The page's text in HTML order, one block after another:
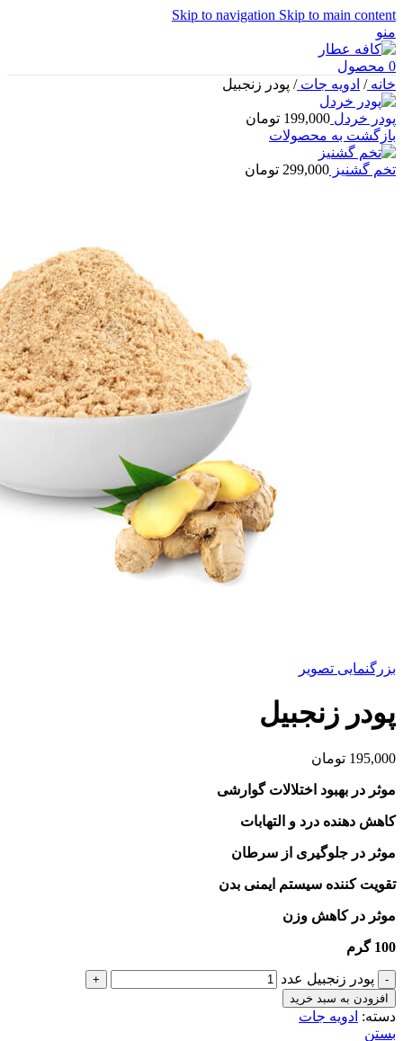
Skip to navigation Skip to main content
منو
0 محصول
خانه/ ادویه جات/ پودر زنجبیل
پودر خردل 199,000 تومان
بازگشت به محصولات
تخم گشنیز 299,000 تومان
بزرگنمایی تصویر
پودر زنجبیل
195,000 تومان
موثر در بهبود اختلالات گوارشی
کاهش دهنده درد و التهابات
موثر در جلوگیری از سرطان
تقویت کننده سیستم ایمنی بدن
موثر در کاهش وزن
100 گرم
- پودر زنجبیل عدد
+
افزودن به سبد خرید
دسته: ادویه جات
بستن